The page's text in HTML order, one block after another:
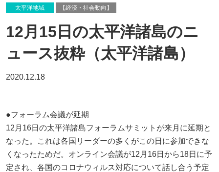
太平洋地域 【経済・社会動向】
12月15日の太平洋諸島のニ
ュース抜粋（太平洋諸島）
2020.12.18
●フォーラム会議が延期
12月16日の太平洋諸島フォーラムサミットが来月に延期と
なった。これは各国リーダーの多くがこの日に参加できな
くなったためだ。オンライン会議が12月16日から18日に予
定され、各国のコロナウィルス対応について話し合う予定